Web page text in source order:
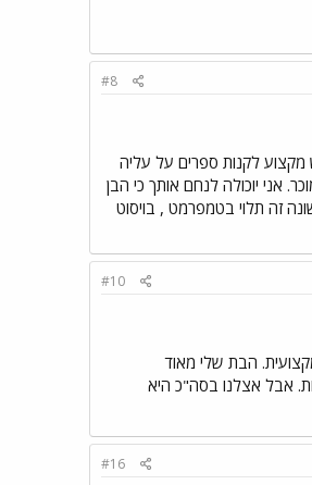
#8
לקנות ספרים על עליה
אני יוכולה לנחם אותך כי הבן
זה תלוי בטמפרמט , בויסוט
#10
הבת שלי מאוד
אבל אצלנו בסה"כ היא
#16